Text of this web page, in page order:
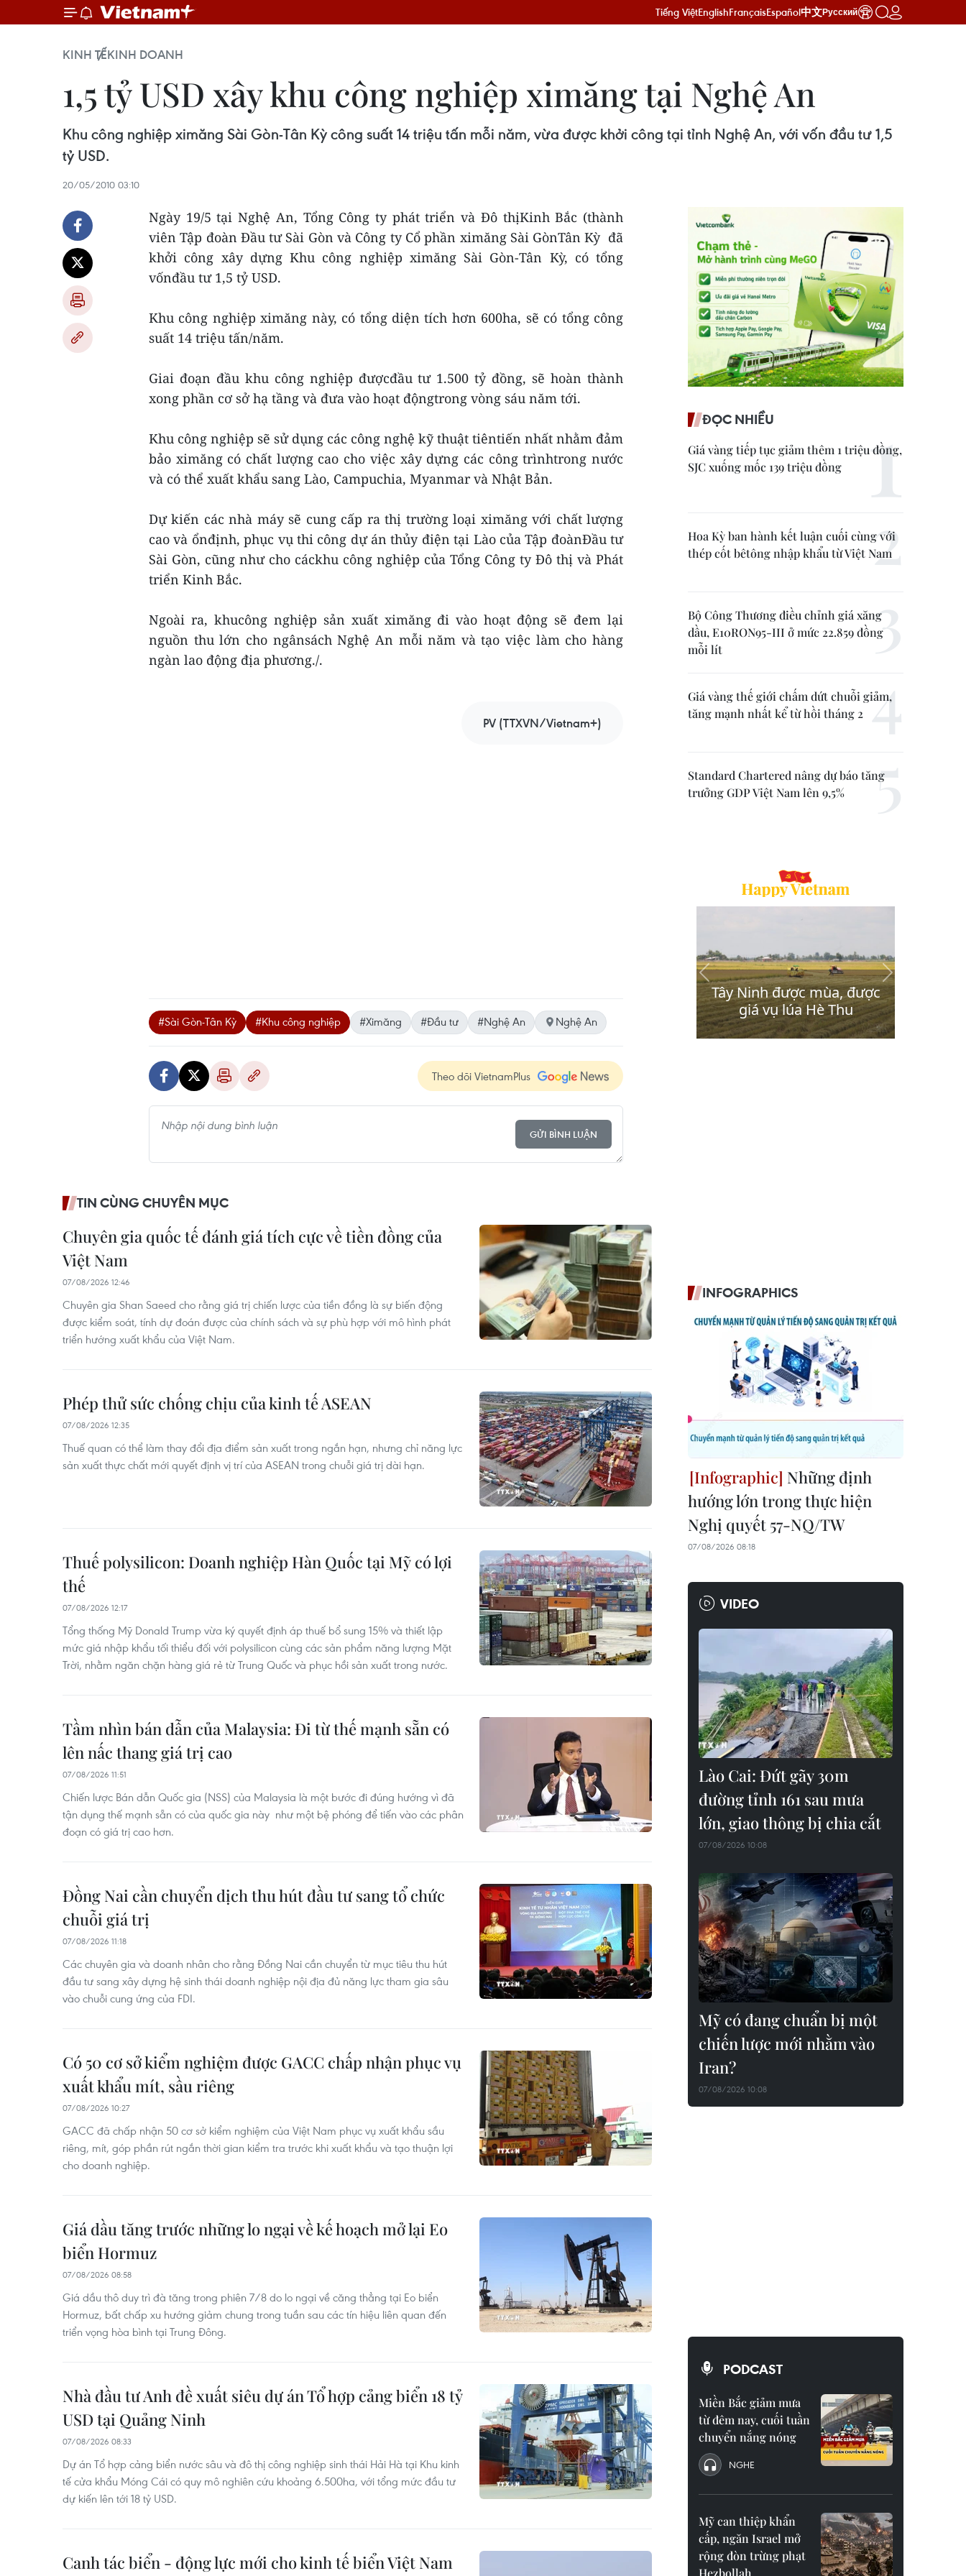
Tiếng ViệtEnglishFrançaisEspañol中文Русский
KINH TẾKINH DOANH
1,5 tỷ USD xây khu công nghiệp ximăng tại Nghệ An
Khu công nghiệp ximăng Sài Gòn-Tân Kỳ công suất 14 triệu tấn mỗi năm, vừa được khởi công tại tỉnh Nghệ An, với vốn đầu tư 1,5
tỷ USD.
20/05/2010 03:10
Ngày 19/5 tại Nghệ An, Tổng Công ty phát triển và Đô thịKinh Bắc (thành
viên Tập đoàn Đầu tư Sài Gòn và Công ty Cổ phần ximăng Sài GònTân Kỳ đã
khởi công xây dựng Khu công nghiệp ximăng Sài Gòn-Tân Kỳ, có tổng
vốnđầu tư 1,5 tỷ USD.
Khu công nghiệp ximăng này, có tổng diện tích hơn 600ha, sẽ có tổng công
suất 14 triệu tấn/năm.
Giai đoạn đầu khu công nghiệp đượcđầu tư 1.500 tỷ đồng, sẽ hoàn thành
xong phần cơ sở hạ tầng và đưa vào hoạt độngtrong vòng sáu năm tới.
Khu công nghiệp sẽ sử dụng các công nghệ kỹ thuật tiêntiến nhất nhằm đảm
bảo ximăng có chất lượng cao cho việc xây dựng các công trìnhtrong nước
và có thể xuất khẩu sang Lào, Campuchia, Myanmar và Nhật Bản.
Dự kiến các nhà máy sẽ cung cấp ra thị trường loại ximăng với chất lượng
cao và ổnđịnh, phục vụ thi công dự án thủy điện tại Lào của Tập đoànĐầu tư
Sài Gòn, cũng như cho cáckhu công nghiệp của Tổng Công ty Đô thị và Phát
triển Kinh Bắc.
Ngoài ra, khucông nghiệp sản xuất ximăng đi vào hoạt động sẽ đem lại
nguồn thu lớn cho ngânsách Nghệ An mỗi năm và tạo việc làm cho hàng
ngàn lao động địa phương./.
PV (TTXVN/Vietnam+)
#Sài Gòn-Tân Kỳ #Khu công nghiệp #Ximăng #Đầu tư #Nghệ An Nghệ An
Theo dõi VietnamPlus
GỬI BÌNH LUẬN
TIN CÙNG CHUYÊN MỤC
Chuyên gia quốc tế đánh giá tích cực về tiền đồng của
Việt Nam
07/08/2026 12:46
Chuyên gia Shan Saeed cho rằng giá trị chiến lược của tiền đồng là sự biến động
được kiểm soát, tính dự đoán được của chính sách và sự phù hợp với mô hình phát
triển hướng xuất khẩu của Việt Nam.
Phép thử sức chống chịu của kinh tế ASEAN
07/08/2026 12:35
Thuế quan có thể làm thay đổi địa điểm sản xuất trong ngắn hạn, nhưng chỉ năng lực
sản xuất thực chất mới quyết định vị trí của ASEAN trong chuỗi giá trị dài hạn.
Thuế polysilicon: Doanh nghiệp Hàn Quốc tại Mỹ có lợi
thế
07/08/2026 12:17
Tổng thống Mỹ Donald Trump vừa ký quyết định áp thuế bổ sung 15% và thiết lập
mức giá nhập khẩu tối thiểu đối với polysilicon cùng các sản phẩm năng lượng Mặt
Trời, nhằm ngăn chặn hàng giá rẻ từ Trung Quốc và phục hồi sản xuất trong nước.
Tầm nhìn bán dẫn của Malaysia: Đi từ thế mạnh sẵn có
lên nấc thang giá trị cao
07/08/2026 11:51
Chiến lược Bán dẫn Quốc gia (NSS) của Malaysia là một bước đi đúng hướng vì đã
tận dụng thế mạnh sẵn có của quốc gia này như một bệ phóng để tiến vào các phân
đoạn có giá trị cao hơn.
Đồng Nai cần chuyển dịch thu hút đầu tư sang tổ chức
chuỗi giá trị
07/08/2026 11:18
Các chuyên gia và doanh nhân cho rằng Đồng Nai cần chuyển từ mục tiêu thu hút
đầu tư sang xây dựng hệ sinh thái doanh nghiệp nội địa đủ năng lực tham gia sâu
vào chuỗi cung ứng của FDI.
Có 50 cơ sở kiểm nghiệm được GACC chấp nhận phục vụ
xuất khẩu mít, sầu riêng
07/08/2026 10:27
GACC đã chấp nhận 50 cơ sở kiểm nghiệm của Việt Nam phục vụ xuất khẩu sầu
riêng, mít, góp phần rút ngắn thời gian kiểm tra trước khi xuất khẩu và tạo thuận lợi
cho doanh nghiệp.
Giá dầu tăng trước những lo ngại về kế hoạch mở lại Eo
biển Hormuz
07/08/2026 08:58
Giá dầu thô duy trì đà tăng trong phiên 7/8 do lo ngại về căng thẳng tại Eo biển
Hormuz, bất chấp xu hướng giảm chung trong tuần sau các tín hiệu liên quan đến
triển vọng hòa bình tại Trung Đông.
Nhà đầu tư Anh đề xuất siêu dự án Tổ hợp cảng biển 18 tỷ
USD tại Quảng Ninh
07/08/2026 08:33
Dự án Tổ hợp cảng biển nước sâu và đô thị công nghiệp sinh thái Hải Hà tại Khu kinh
tế cửa khẩu Móng Cái có quy mô nghiên cứu khoảng 6.500ha, với tổng mức đầu tư
dự kiến lên tới 18 tỷ USD.
Canh tác biển - động lực mới cho kinh tế biển Việt Nam
ĐỌC NHIỀU
Giá vàng tiếp tục giảm thêm 1 triệu đồng,
SJC xuống mốc 139 triệu đồng
Hoa Kỳ ban hành kết luận cuối cùng với
thép cốt bêtông nhập khẩu từ Việt Nam
Bộ Công Thương điều chỉnh giá xăng
dầu, E10RON95-III ở mức 22.859 đồng
mỗi lít
Giá vàng thế giới chấm dứt chuỗi giảm,
tăng mạnh nhất kể từ hồi tháng 2
Standard Chartered nâng dự báo tăng
trưởng GDP Việt Nam lên 9,5%
INFOGRAPHICS
Những định
hướng lớn trong thực hiện
Nghị quyết 57-NQ/TW
07/08/2026 08:18
VIDEO
Lào Cai: Đứt gãy 30m
đường tỉnh 161 sau mưa
lớn, giao thông bị chia cắt
07/08/2026 10:08
Mỹ có đang chuẩn bị một
chiến lược mới nhằm vào
Iran?
07/08/2026 10:08
PODCAST
Miền Bắc giảm mưa
từ đêm nay, cuối tuần
chuyển nắng nóng
NGHE
Mỹ can thiệp khẩn
cấp, ngăn Israel mở
rộng đòn trừng phạt
Hezbollah